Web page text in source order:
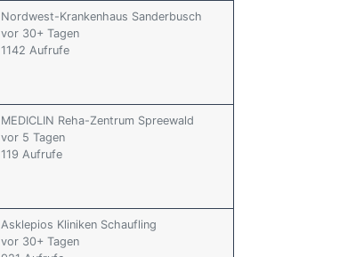
Nordwest-Krankenhaus Sanderbusch
vor 30+ Tagen
1142 Aufrufe
MEDICLIN Reha-Zentrum Spreewald
vor 5 Tagen
119 Aufrufe
Asklepios Kliniken Schaufling
vor 30+ Tagen